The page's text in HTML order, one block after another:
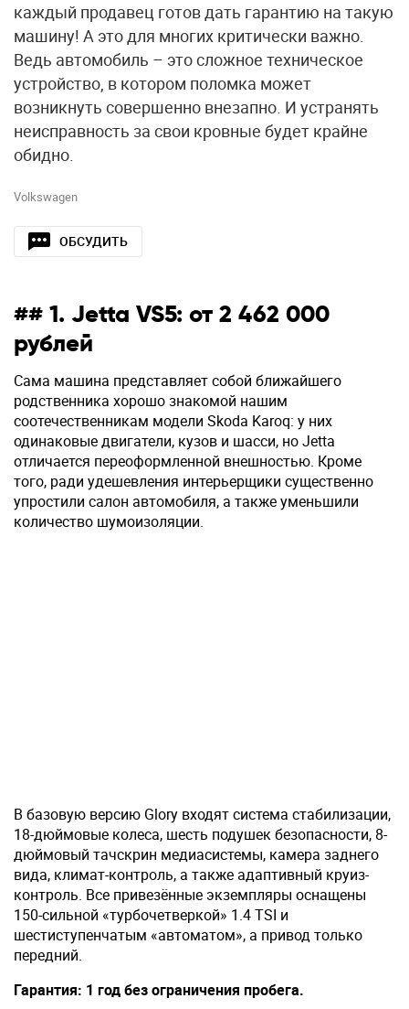
каждый продавец готов дать гарантию на такую
машину! А это для многих критически важно.
Ведь автомобиль – это сложное техническое
устройство, в котором поломка может
возникнуть совершенно внезапно. И устранять
неисправность за свои кровные будет крайне
обидно.
Volkswagen
ОБСУДИТЬ
## 1. Jetta VS5: от 2 462 000
рублей
Сама машина представляет собой ближайшего
родственника хорошо знакомой нашим
соотечественникам модели Skoda Karoq: у них
одинаковые двигатели, кузов и шасси, но Jetta
отличается переоформленной внешностью. Кроме
того, ради удешевления интерьерщики существенно
упростили салон автомобиля, а также уменьшили
количество шумоизоляции.
В базовую версию Glory входят система стабилизации,
18-дюймовые колеса, шесть подушек безопасности, 8-
дюймовый тачскрин медиасистемы, камера заднего
вида, климат-контроль, а также адаптивный круиз-
контроль. Все привезённые экземпляры оснащены
150-сильной «турбочетверкой» 1.4 TSI и
шестиступенчатым «автоматом», а привод только
передний.
Гарантия: 1 год без ограничения пробега.